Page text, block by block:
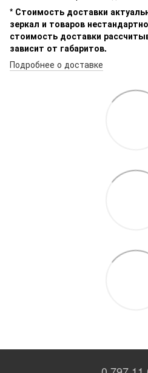
* Стоимость доставки
зеркал и товаров
стоимость доставки
зависит от габаритов.
Подробнее о доставке